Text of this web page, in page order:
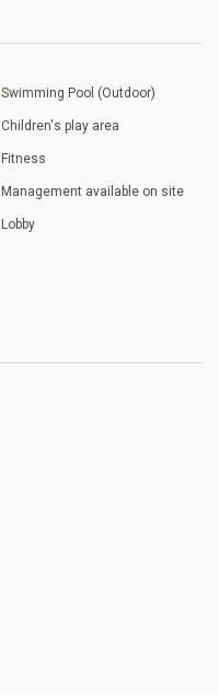
Swimming Pool (Outdoor)
Children's play area
Fitness
Management available on site
Lobby